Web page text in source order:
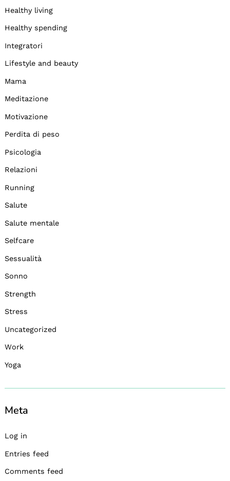
Healthy living
Healthy spending
Integratori
Lifestyle and beauty
Mama
Meditazione
Motivazione
Perdita di peso
Psicologia
Relazioni
Running
Salute
Salute mentale
Selfcare
Sessualità
Sonno
Strength
Stress
Uncategorized
Work
Yoga
Meta
Log in
Entries feed
Comments feed